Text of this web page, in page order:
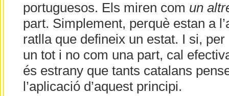
portuguesos. Els miren com un
part. Simplement, perquè estan a
ratlla que defineix un estat. I si,
un tot i no com una part, cal
és estrany que tants catalans
l’aplicació d’aquest principi.